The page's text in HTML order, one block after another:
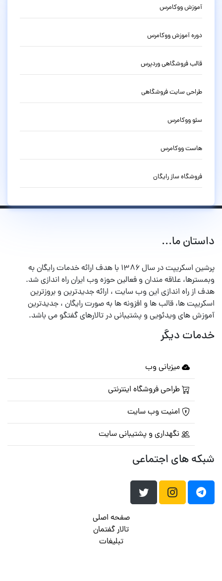
آموزش ووکامرس
دوره آموزش ووکامرس
قالب فروشگاهی وردپرس
طراحی سایت فروشگاهی
سئو ووکامرس
هاست ووکامرس
فروشگاه ساز رایگان
داستان ما...
پرشین اسکریپت در سال ۱۳۸۶ با هدف ارائه خدمات رایگان به
وبمسترها، علاقه مندان و فعالین حوزه وب ایران راه اندازی شد.
هدف از راه اندازی این وب سایت ، ارائه جدیدترین و بروزترین
اسکریپت ها، قالب ها و افزونه ها به صورت رایگان ، جدیدترین
آموزش های ویدئویی و پشتیبانی در تالارهای گفتگو می باشد.
خدمات دیگر
میزبانی وب
طراحی فروشگاه اینترنتی
امنیت وب سایت
نگهداری و پشتیبانی سایت
شبکه های اجتماعی
صفحه اصلی
تالار گفتمان
تبلیغات